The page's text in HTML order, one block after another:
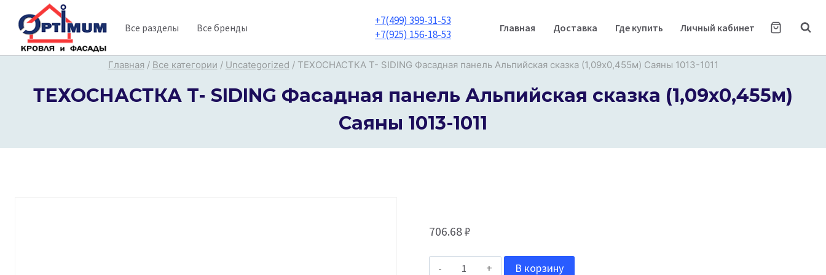
содержимому
Все разделы Все бренды
+7(499) 399-31-53
+7(925) 156-18-53
Главная Доставка Где купить Личный кабинет
Главная / Все категории / Uncategorized / ТЕХОСНАСТКА T- SIDING Фасадная панель Альпийская сказка (1,09х0,455м) Саяны 1013-1011
ТЕХОСНАСТКА T- SIDING Фасадная панель Альпийская сказка (1,09х0,455м)
Саяны 1013-1011
706.68₽
Количество
В корзину